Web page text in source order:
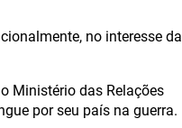
no interesse da
Ministério das Relações
por seu país na guerra.